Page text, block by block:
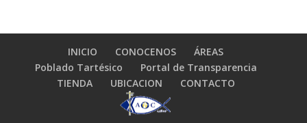
INICIO CONOCENOS
ÁREAS
Poblado Tartésico
Portal de Transparencia
TIENDA
UBICACION CONTACTO